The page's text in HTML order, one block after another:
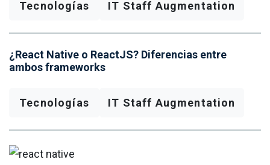
Tecnologías IT Staff Augmentation
¿React Native o ReactJS? Diferencias entre
ambos frameworks
Tecnologías IT Staff Augmentation